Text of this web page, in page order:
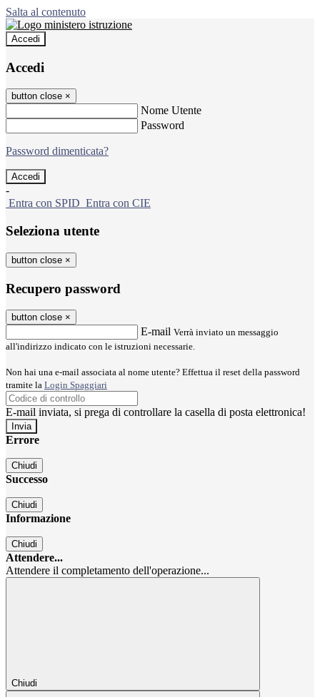
Salta al contenuto
Accedi
Accedi
button close ×
Nome Utente
Password
Password dimenticata?
-
Entra con SPID Entra con CIE
Seleziona utente
button close ×
Recupero password
button close ×
E-mail Verrà inviato un messaggio
all'indirizzo indicato con le istruzioni necessarie.
Non hai una e-mail associata al nome utente? Effettua il reset della password
tramite la Login Spaggiari
E-mail inviata, si prega di controllare la casella di posta elettronica!
Errore
Chiudi
Successo
Chiudi
Informazione
Chiudi
Attendere...
Attendere il completamento dell'operazione...
Chiudi